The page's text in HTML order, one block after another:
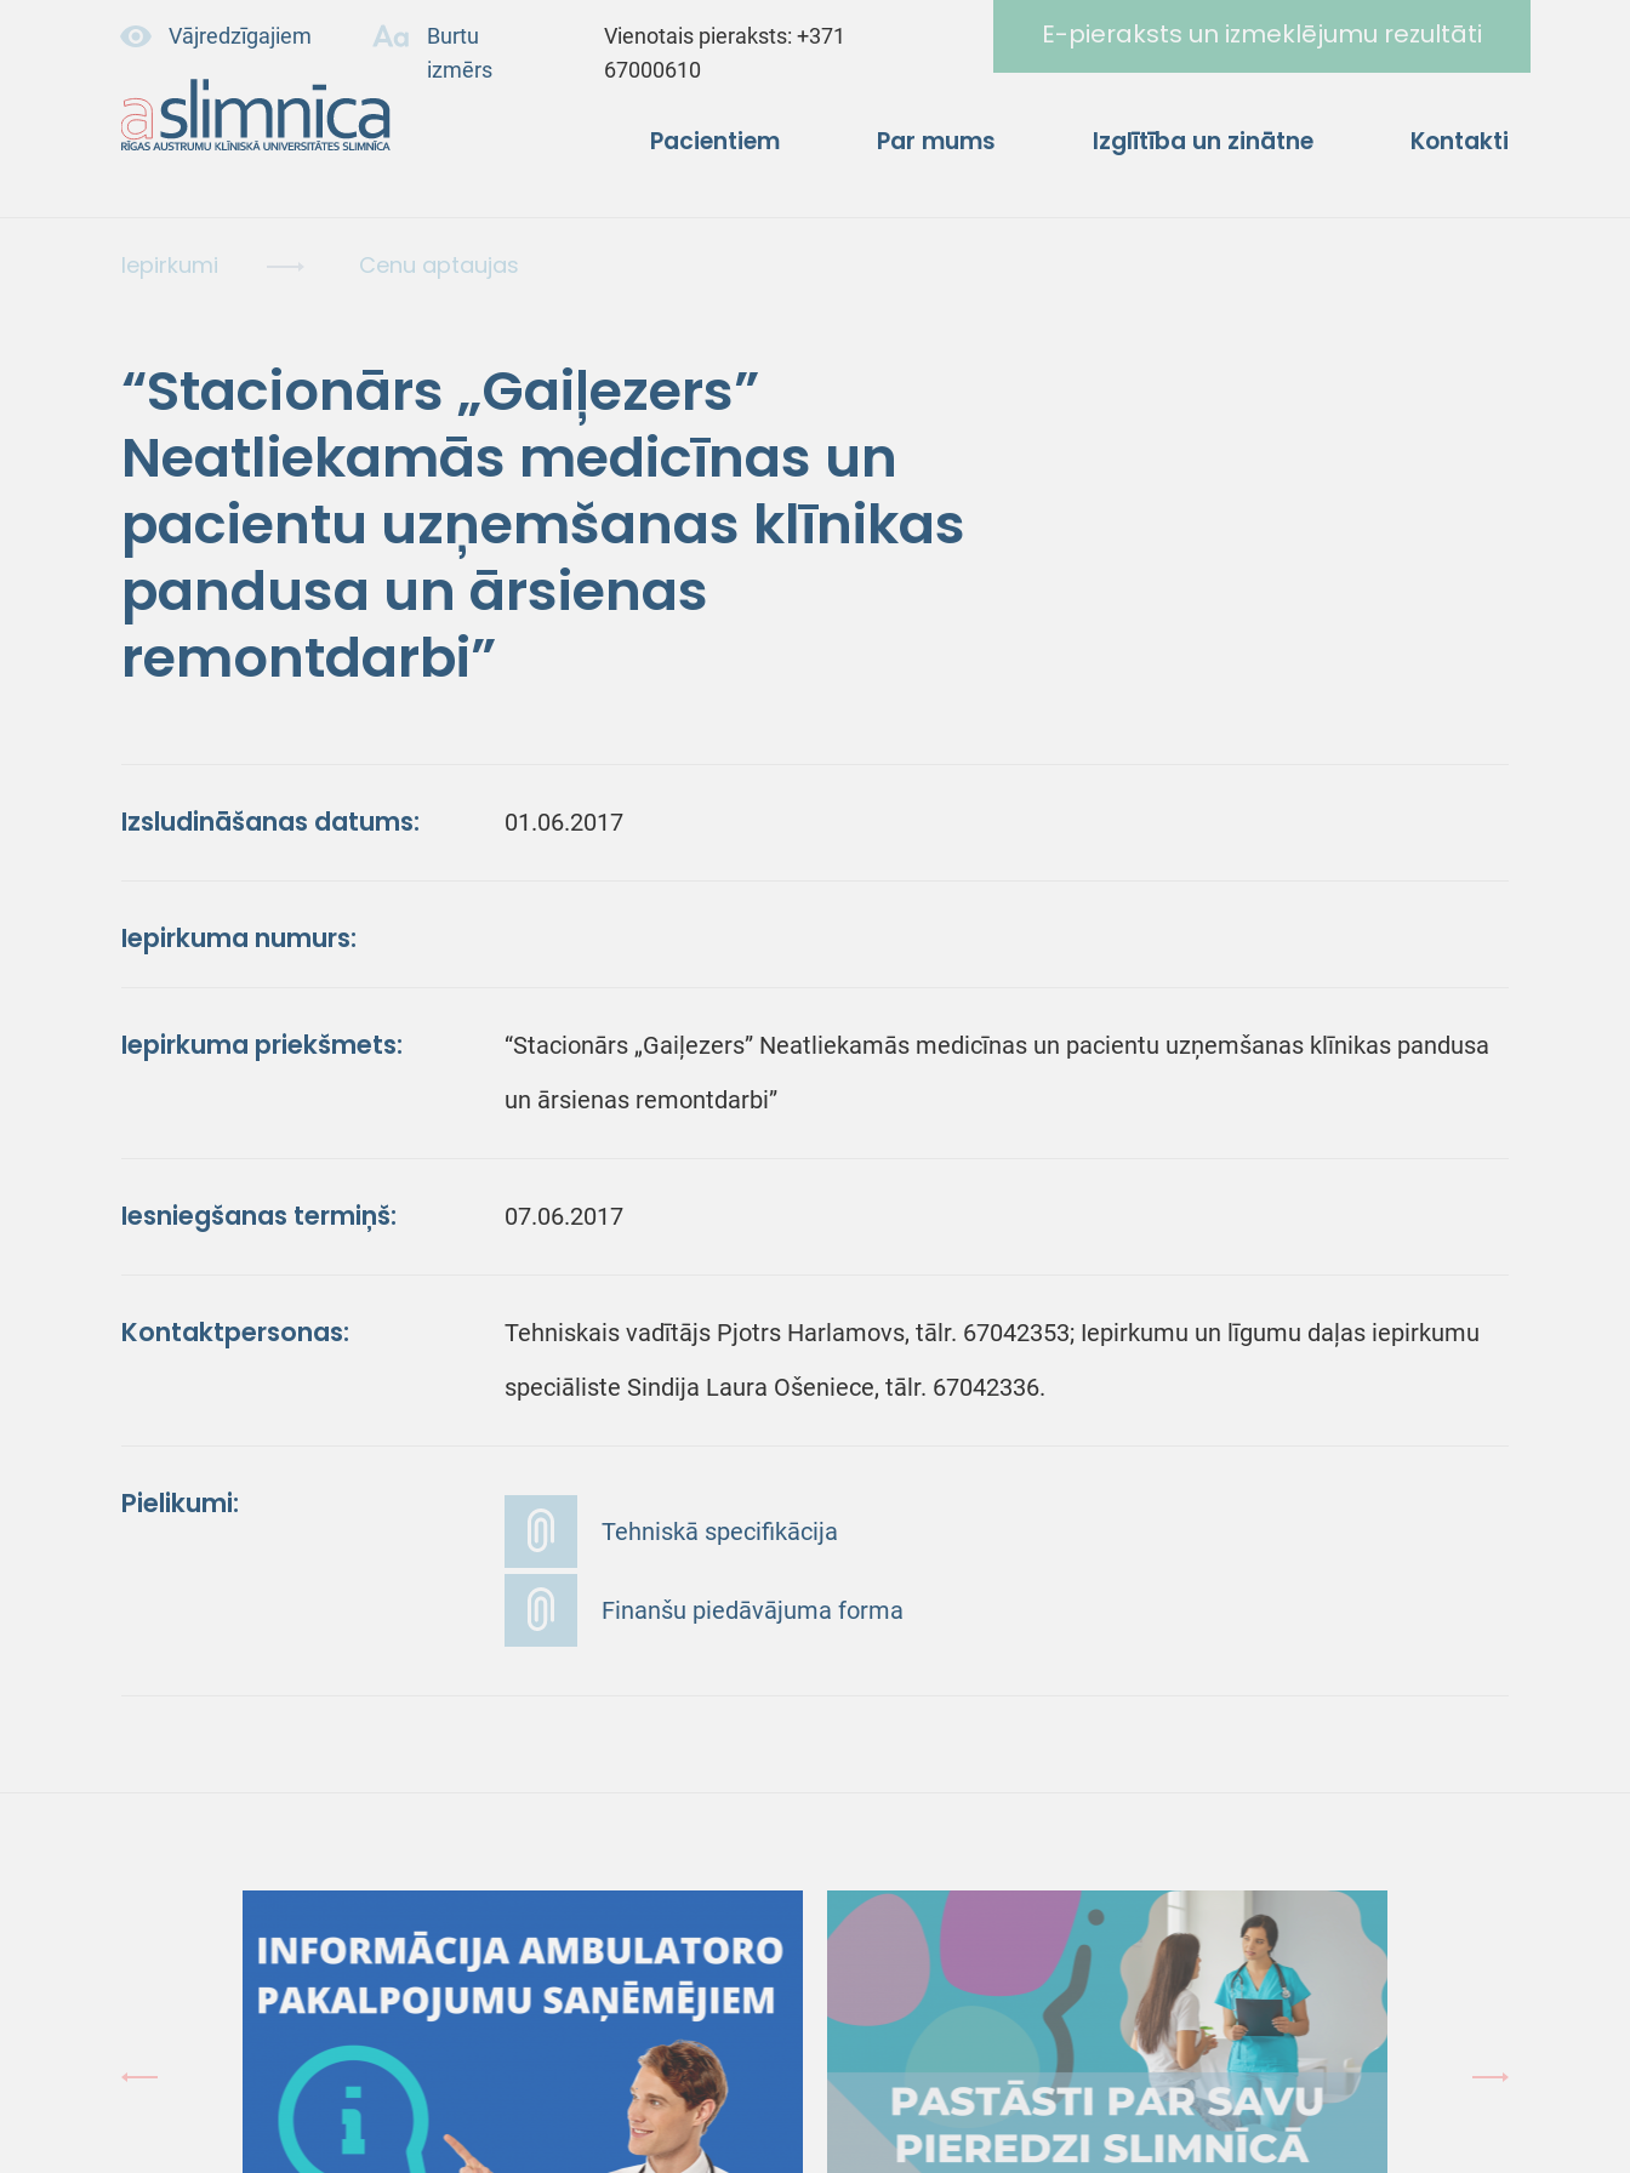
Vājredzīgajiem
Burtu
izmērs
Vienotais pieraksts:+371
67000610
E-pieraksts un izmeklējumu rezultāti
Pacientiem Par mums Izglītība un zinātne Kontakti
Iepirkumi Cenu aptaujas
“Stacionārs „Gaiļezers”
Neatliekamās medicīnas un
pacientu uzņemšanas klīnikas
pandusa un ārsienas
remontdarbi”
Izsludināšanas datums: 01.06.2017
Iepirkuma numurs:
Iepirkuma priekšmets:
“Stacionārs „Gaiļezers” Neatliekamās medicīnas un pacientu uzņemšanas klīnikas pandusa
un ārsienas remontdarbi”
Iesniegšanas termiņš: 07.06.2017
Kontaktpersonas:
Tehniskais vadītājs Pjotrs Harlamovs, tālr. 67042353; Iepirkumu un līgumu daļas iepirkumu
speciāliste Sindija Laura Ošeniece, tālr. 67042336.
Pielikumi:
Tehniskā specifikācija
Finanšu piedāvājuma forma